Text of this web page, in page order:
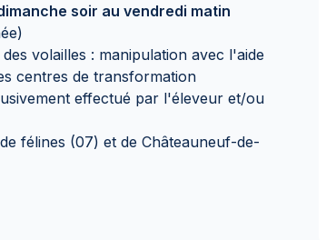
soir au vendredi matin
volailles : manipulation avec l'aide
centres de transformation
effectué par l'éleveur et/ou
félines (07) et de Châteauneuf-de-